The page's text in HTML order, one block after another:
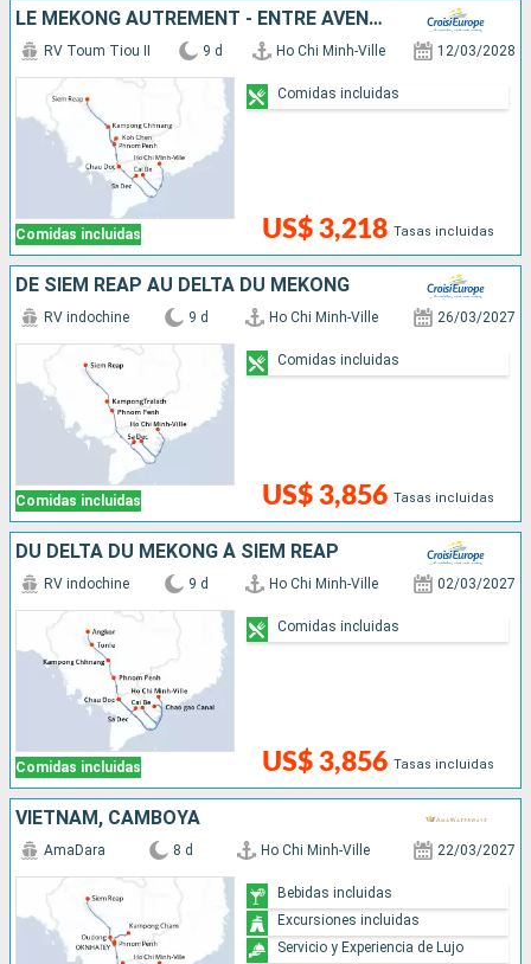
LE MÉKONG AUTREMENT - ENTRE AVENTURE ET SITES INCONTOURNABLES
Comidas incluidas
RV Toum Tiou II 9 d Ho Chi Minh-Ville 12/03/2028
US$ 3,218 Tasas incluidas
Comidas incluidas
DE SIEM REAP AU DELTA DU MÉKONG
Comidas incluidas
RV indochine 9 d Ho Chi Minh-Ville 26/03/2027
US$ 3,856 Tasas incluidas
Comidas incluidas
DU DELTA DU MÉKONG À SIEM REAP
Comidas incluidas
RV indochine 9 d Ho Chi Minh-Ville 02/03/2027
US$ 3,856 Tasas incluidas
Comidas incluidas
VIETNAM, CAMBOYA
AmaDara 8 d Ho Chi Minh-Ville 22/03/2027
Bebidas incluidas
Excursiones incluidas
Servicio y Experiencia de Lujo